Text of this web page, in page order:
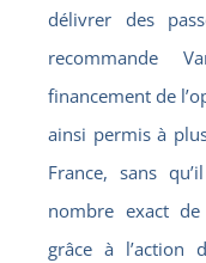
délivrer des
recommande
financement de
ainsi permis à
France, sans
nombre exact
grâce à l’action